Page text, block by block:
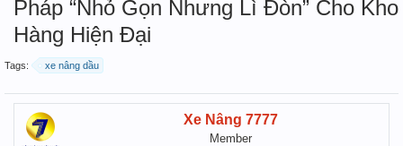
Pháp “Nhỏ Gọn Nhưng Lì Đòn” Cho Kho
Hàng Hiện Đại
Tags: xe nâng dầu
Xe Nâng 7777
Member